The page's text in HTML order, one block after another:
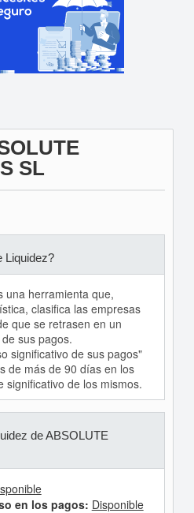
SL
Liquidez?
una herramienta que,
clasifica las empresas
que se retrasen en un
sus pagos.
significativo de sus pagos"
de más de 90 días en los
significativo de los mismos.
de ABSOLUTE
en los pagos: Disponible